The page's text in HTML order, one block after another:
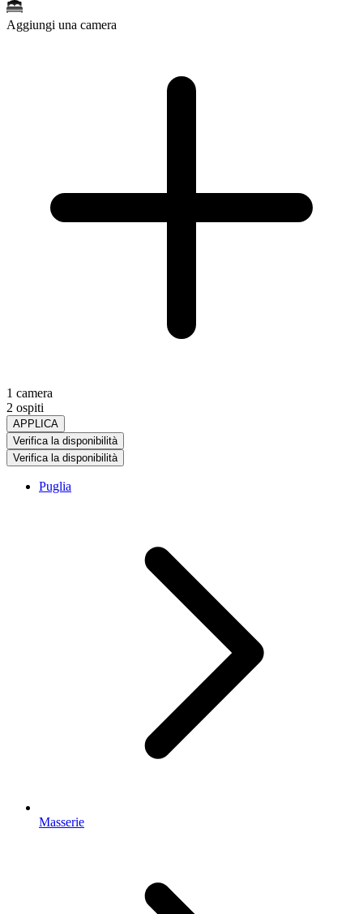
Aggiungi una camera
1 camera
2 ospiti
APPLICA
Verifica la disponibilità
Verifica la disponibilità
Puglia
Masserie